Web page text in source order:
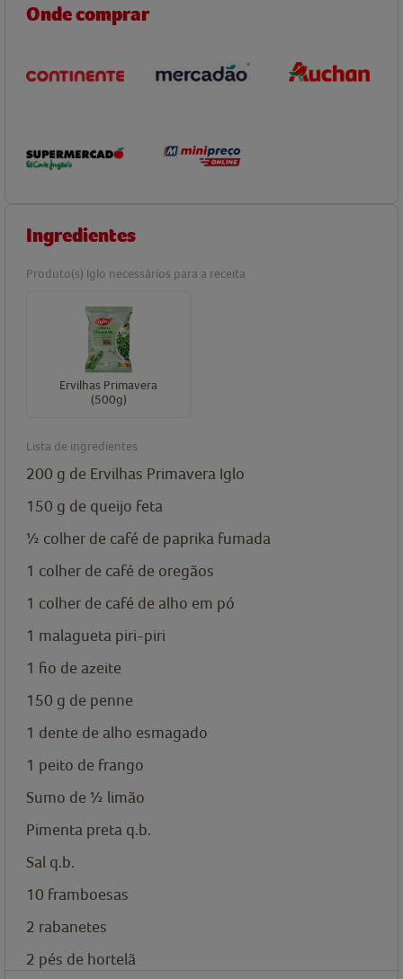
Onde comprar
Ingredientes
Produto(s) Iglo necessários para a receita
Ervilhas Primavera
(500g)
Lista de ingredientes
200 g de Ervilhas Primavera Iglo
150 g de queijo feta
½ colher de café de paprika fumada
1 colher de café de oregãos
1 colher de café de alho em pó
1 malagueta piri-piri
1 fio de azeite
150 g de penne
1 dente de alho esmagado
1 peito de frango
Sumo de ½ limão
Pimenta preta q.b.
Sal q.b.
10 framboesas
2 rabanetes
2 pés de hortelã